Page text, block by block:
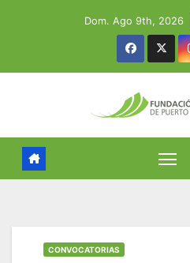
Dom. Ago 9th, 2026
CONVOCATORIAS